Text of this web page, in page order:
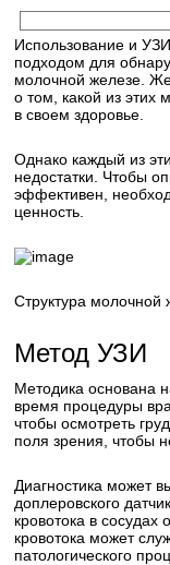
Использование и
подходом для
молочной железе.
о том, какой из этих
в своем здоровье.
Однако каждый из
недостатки. Чтобы
эффективен,
ценность.
Структура молочной
Метод УЗИ
Методика основана
время процедуры
чтобы осмотреть
поля зрения, чтобы
Диагностика может
доплеровского
кровотока в сосудах
кровотока может
патологического